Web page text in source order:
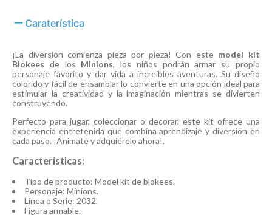
Caraterística
¡La diversión comienza pieza por pieza! Con este model kit
Blokees de los Minions, los niños podrán armar su propio
personaje favorito y dar vida a increíbles aventuras. Su diseño
colorido y fácil de ensamblar lo convierte en una opción ideal para
estimular la creatividad y la imaginación mientras se divierten
construyendo.
Perfecto para jugar, coleccionar o decorar, este kit ofrece una
experiencia entretenida que combina aprendizaje y diversión en
cada paso. ¡Anímate y adquiérelo ahora!.
Características:
Tipo de producto: Model kit de blokees.
Personaje: Minions.
Línea o Serie: 2032.
Figura armable.